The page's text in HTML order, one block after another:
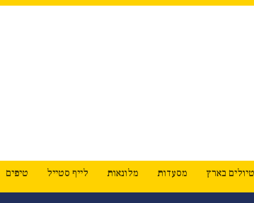
טיולים בארץ מסעדות מלונאות לייף סטייל טיפים